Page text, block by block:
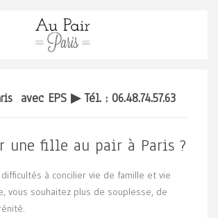
avec EPS ▶ Tél. : 06.48.74.57.63
une fille au pair à Paris ?
à concilier vie de famille et vie
vous souhaitez plus de souplesse, de